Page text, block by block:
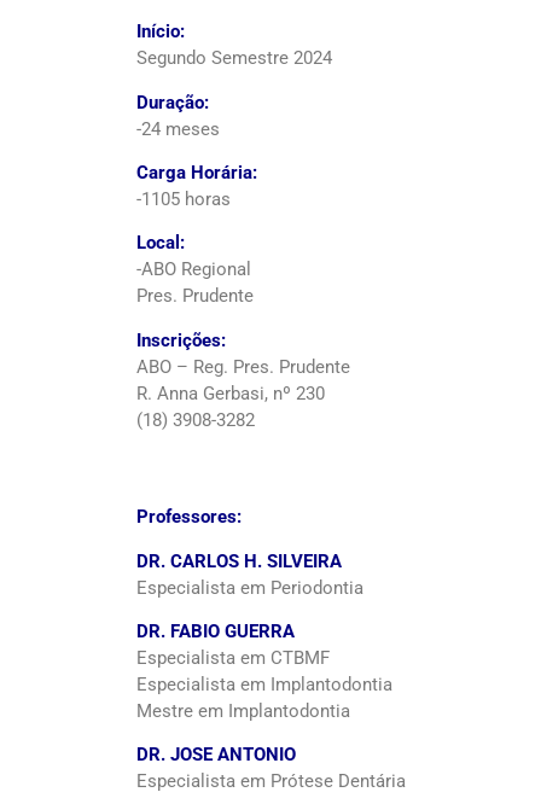
Início:
Segundo Semestre 2024
Duração:
-24 meses
Carga Horária:
-1105 horas
Local:
-ABO Regional
Pres. Prudente
Inscrições:
ABO – Reg. Pres. Prudente
R. Anna Gerbasi, nº 230
(18) 3908-3282
Professores:
DR. CARLOS H. SILVEIRA
Especialista em Periodontia
DR. FABIO GUERRA
Especialista em CTBMF
Especialista em Implantodontia
Mestre em Implantodontia
DR. JOSE ANTONIO
Especialista em Prótese Dentária